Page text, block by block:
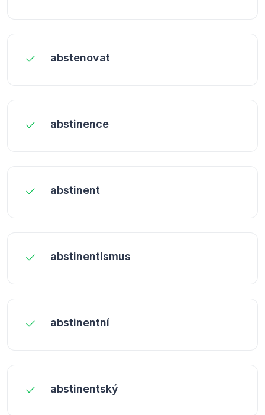
abstenovat
abstinence
abstinent
abstinentismus
abstinentní
abstinentský